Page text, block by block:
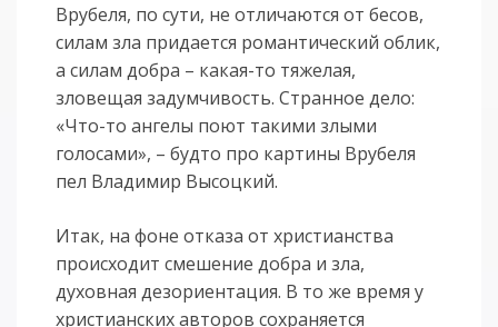
Врубеля, по сути, не отличаются от бесов,
силам зла придается романтический облик,
а силам добра – какая-то тяжелая,
зловещая задумчивость. Странное дело:
«Что-то ангелы поют такими злыми
голосами», – будто про картины Врубеля
пел Владимир Высоцкий.
Итак, на фоне отказа от христианства
происходит смешение добра и зла,
духовная дезориентация. В то же время у
христианских авторов сохраняется